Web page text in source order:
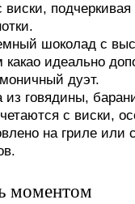
виски,
шоколад с
идеально
дуэт.
из говядины,
с виски,
на гриле или
моментом